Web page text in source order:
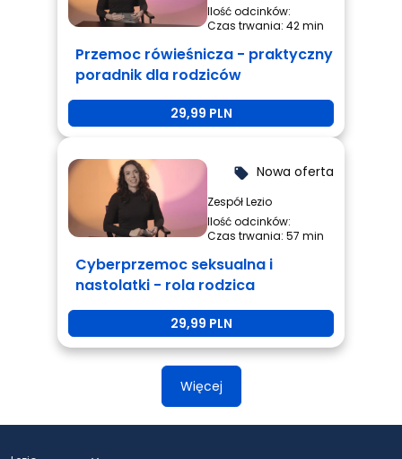
Ilość odcinków:
Czas trwania: 42 min
Przemoc rówieśnicza - praktyczny
poradnik dla rodziców
29,99 PLN
local_offer Nowa oferta
Zespół Lezio
Ilość odcinków:
Czas trwania: 57 min
Cyberprzemoc seksualna i
nastolatki - rola rodzica
29,99 PLN
Więcej